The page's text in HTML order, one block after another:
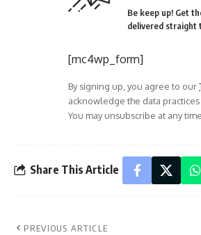
Be keep up! Get
delivered straight
[mc4wp_form]
By signing up, you agree to our
acknowledge the data
You may unsubscribe at any
Share This Article
PREVIOUS ARTICLE